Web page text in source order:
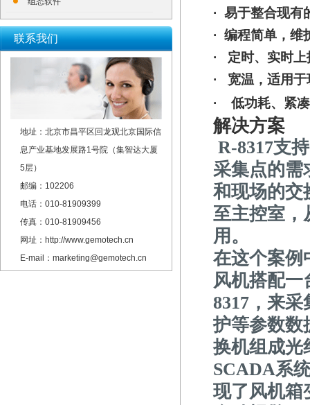
联系我们
地址：北京市昌平区回龙观北京国际信
息产业基地发展路1号院（集智达大厦
5层）
邮编：102206
电话：010-81909399
传真：010-81909456
网址：http://www.gemotech.cn
E-mail：marketing@gemotech.cn
· 易于整合现有
· 编程简单，维
· 定时、实时上
· 宽温，适用于
· 低功耗、紧
解决方案
R-8317支
采集点的需
和现场的交
至主控室，
用。
在这个案例
风机搭配一
8317，来
护等参数数
换机组成光
SCADA系
现了风机箱